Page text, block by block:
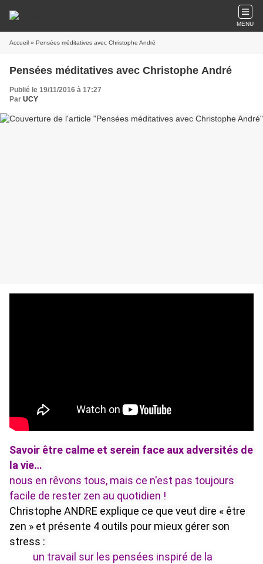
MENU
Accueil » Pensées méditatives avec Christophe André
Pensées méditatives avec Christophe André
Publié le 19/11/2016 à 17:27
Par UCY
Savoir être calme et serein face aux adversités de
la vie…
nous en rêvons tous, mais ce n'est pas toujours
facile de rester zen au quotidien !
Christophe ANDRE explique ce que veut dire « être
zen » et présente 4 outils pour mieux gérer son
stress :
un travail sur les pensées inspiré de la